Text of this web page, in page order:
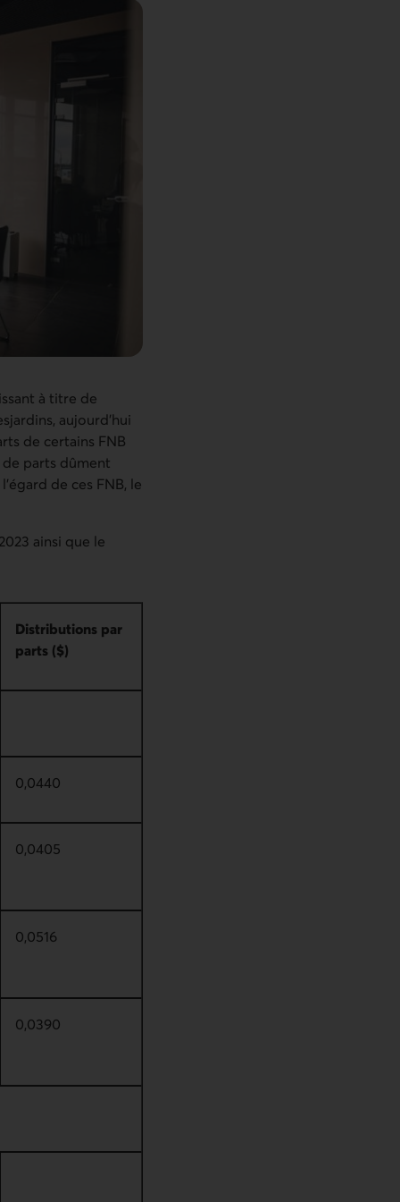
à titre de
aujourd’hui
de certains FNB
parts dûment
de ces FNB, le
ainsi que le
Distributions par
parts ($)
0,0440
0,0405
0,0516
0,0390